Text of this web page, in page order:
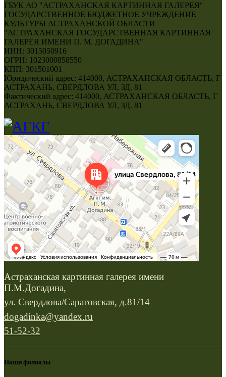
ГБУК АО "АСТРАХАНСКАЯ КАРТИННАЯ ГАЛЕРЕЯ"
ГОСУДАРСТВЕННОЕ БЮДЖЕТНОЕ УЧРЕЖДЕНИЕ
КУЛЬТУРЫ АСТРАХАНСКОЙ ОБЛАСТИ
"АСТРАХАНСКАЯ ГОСУДАРСТВЕННАЯ КАРТИННАЯ
ГАЛЕРЕЯ ИМЕНИ П. М. ДОГАДИНА"
ИНН: 3015050916
ОГРН: 1023000858550
КПП: 301501001
Юридический адрес: 414000, АСТРАХАНСКАЯ ОБЛАСТЬ, Г
АСТРАХАНЬ, СВЕРДЛОВА УЛ, ЗД. 81
Фактический адрес: 414000, АСТРАХАНСКАЯ ОБЛАСТЬ, Г
АСТРАХАНЬ, СВЕРДЛОВА УЛ, ЗД. 81
Астраханская картинная галерея имени
П.М.Догадина,
ул. Свердлова/Саратовская, д.81/14
dogadinka@yandex.ru
51-52-32
Наши филиалы